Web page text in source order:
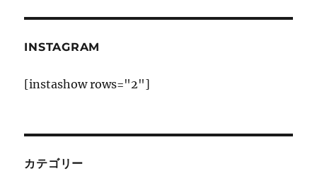
INSTAGRAM
[instashow rows="2"]
カテゴリー